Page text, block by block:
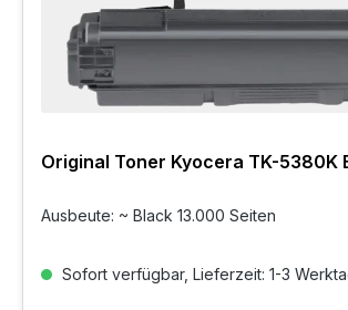
Original Toner Kyocera TK-5380K
Ausbeute: ~ Black 13.000 Seiten
Sofort verfügbar, Lieferzeit: 1-3